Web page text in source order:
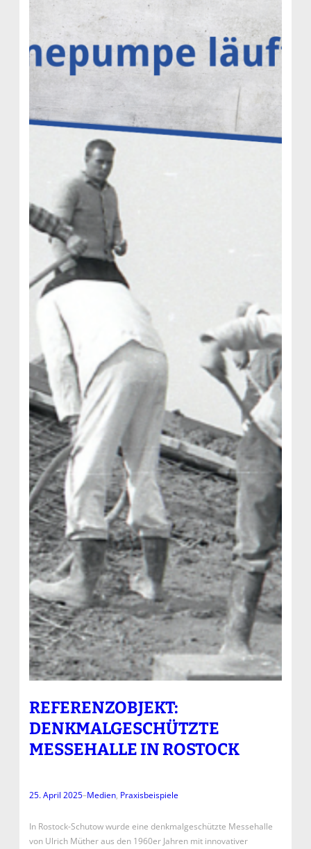
REFERENZOBJEKT:
DENKMALGESCHÜTZTE
MESSEHALLE IN ROSTOCK
25. April 2025–Medien, Praxisbeispiele
In Rostock-Schutow wurde eine denkmalgeschützte Messehalle
von Ulrich Müther aus den 1960er Jahren mit innovativer